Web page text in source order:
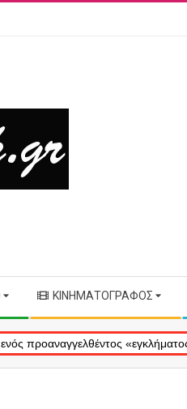
ΚΙΝΗΜΑΤΟΓΡΆΦΟΣ
«εγκλήματος» στις